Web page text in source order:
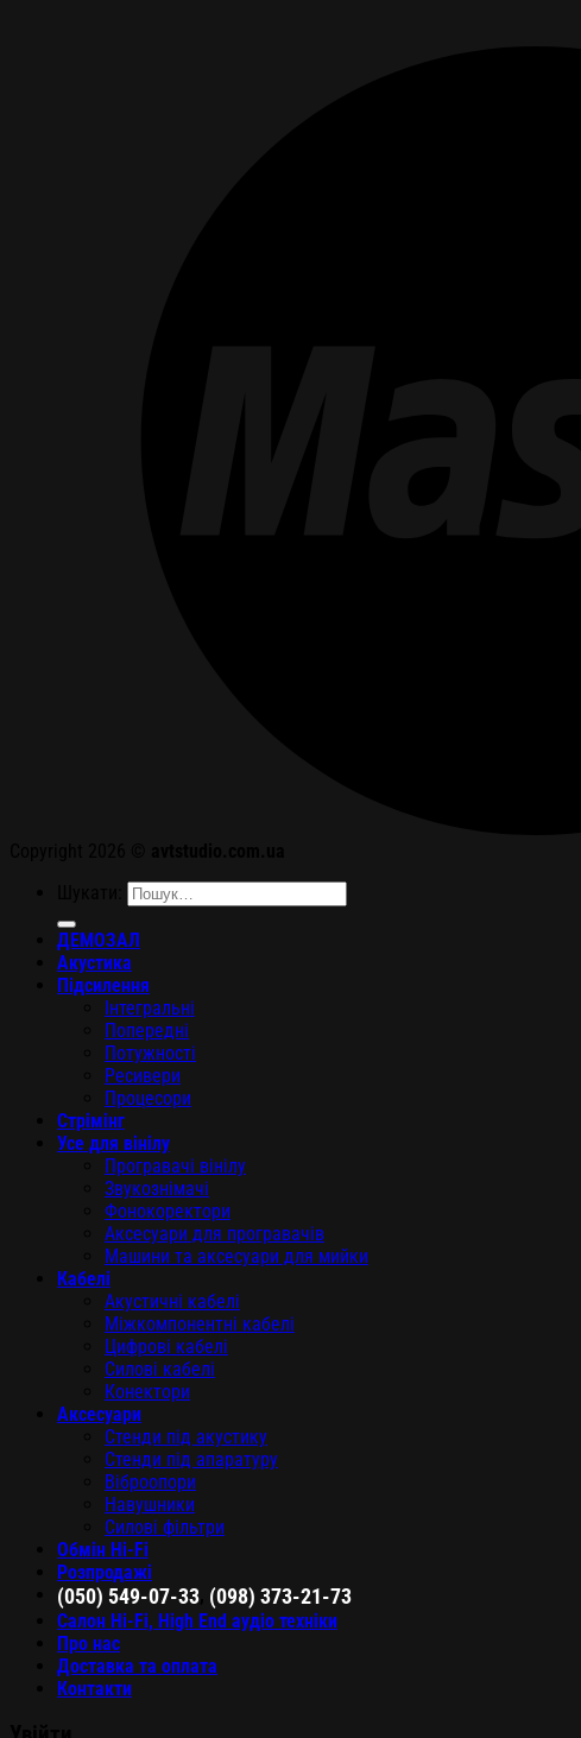
ДЕМОЗАЛ
Акустика
Підсилення
Інтегральні
Попередні
Потужності
Ресивери
Процесори
Стрімінг
Усе для вінілу
Програвачі вінілу
Звукознімачі
Фонокоректори
Аксесуари для програвачів
Машини та аксесуари для мийки
Кабелі
Акустичні кабелі
Міжкомпонентні кабелі
Цифрові кабелі
Силові кабелі
Конектори
Аксесуари
Стенди під акустику
Стенди під апаратуру
Віброопори
Навушники
Силові фільтри
Обмін Hi-Fi
Розпродажі
(050) 549-07-33 (098) 373-21-73
Салон Hi-Fi, High End аудіо техніки
Про нас
Доставка та оплата
Контакти